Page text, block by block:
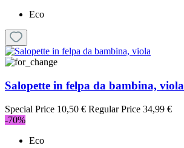
Eco
Salopette in felpa da bambina, viola
Special Price 10,50 € Regular Price 34,99 €
-70%
Eco